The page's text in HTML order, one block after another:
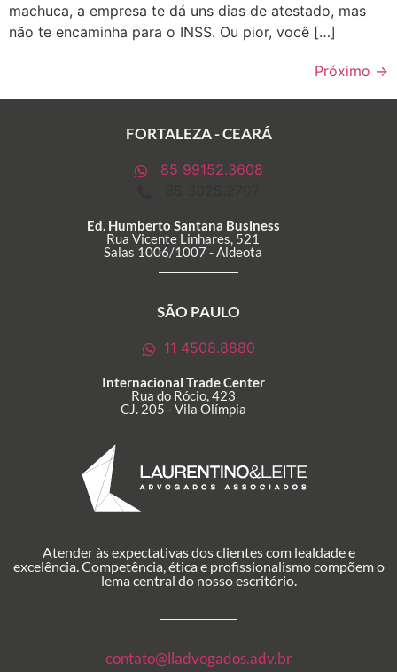
machuca, a empresa te dá uns dias de atestado, mas
não te encaminha para o INSS. Ou pior, você […]
Próximo →
FORTALEZA - CEARÁ
85 99152.3608
Ed. Humberto Santana Business
Rua Vicente Linhares, 521
Salas 1006/1007 - Aldeota
SÃO PAULO
11 4508.8880
Internacional Trade Center
Rua do Rócio, 423
CJ. 205 - Vila Olímpia
Atender às expectativas dos clientes com lealdade e
excelência. Competência, ética e profissionalismo compõem o
lema central do nosso escritório.
contato@lladvogados.adv.br